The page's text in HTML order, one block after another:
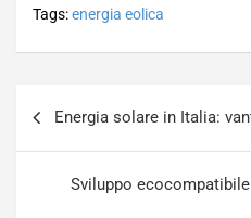
Tags:energia eolica
articoli
Energia solare in Italia:
Sviluppo